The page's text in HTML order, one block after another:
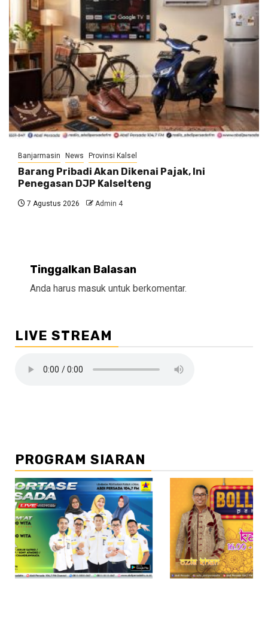
Banjarmasin News Provinsi Kalsel
Barang Pribadi Akan Dikenai Pajak, Ini
Penegasan DJP Kalselteng
7 Agustus 2026 Admin 4
Tinggalkan Balasan
Anda harus masuk untuk berkomentar.
LIVE STREAM
PROGRAM SIARAN
//2